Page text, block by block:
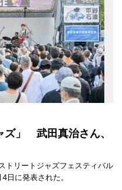
ズ」 武田真治さん、
トリートジャズフェスティバル
日に発表された。